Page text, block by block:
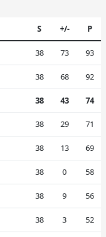
S +/- P
38 73 93
38 68 92
38 43 74
38 29 71
38 13 69
38 0 58
38 9 56
38 3 52